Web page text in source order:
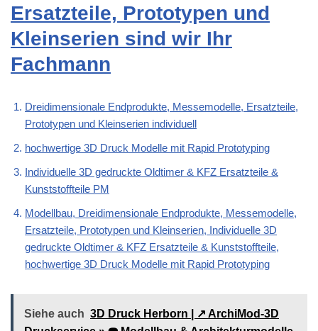
Ersatzteile, Prototypen und
Kleinserien sind wir Ihr
Fachmann
Dreidimensionale Endprodukte, Messemodelle, Ersatzteile,
Prototypen und Kleinserien individuell
hochwertige 3D Druck Modelle mit Rapid Prototyping
Individuelle 3D gedruckte Oldtimer & KFZ Ersatzteile &
Kunststoffteile PM
Modellbau, Dreidimensionale Endprodukte, Messemodelle,
Ersatzteile, Prototypen und Kleinserien, Individuelle 3D
gedruckte Oldtimer & KFZ Ersatzteile & Kunststoffteile,
hochwertige 3D Druck Modelle mit Rapid Prototyping
Siehe auch 3D Druck Herborn | ↗️ ArchiMod-3D